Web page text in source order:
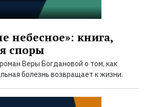
небесное»: книга,
споры
Веры Богдановой о том, как
болезнь возвращает к жизни.